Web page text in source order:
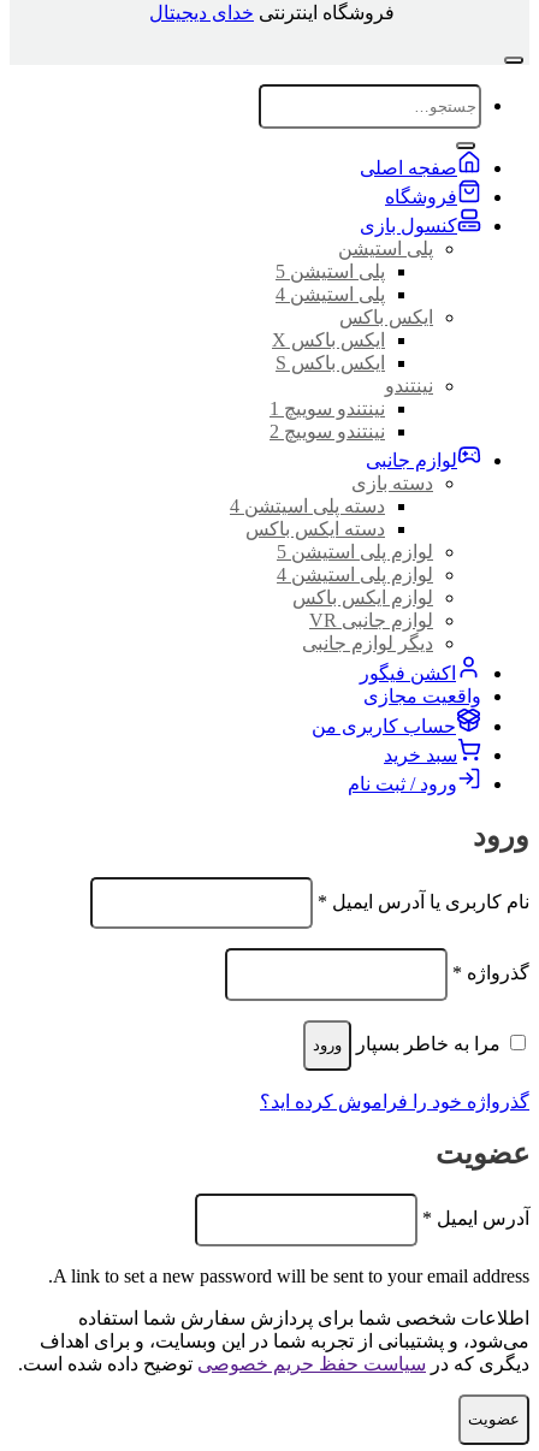
فروشگاه اینترنتی خدای دیجیتال
جستجو
برای:
صفجه اصلی
فروشگاه
کنسول بازی
پلی استیشن
پلی استیشن 5
پلی استیشن 4
ایکس باکس
ایکس باکس X
ایکس باکس S
نینتندو
نینتندو سوییچ 1
نینتندو سوییچ 2
لوازم جانبی
دسته بازی
دسته پلی اسیتشن 4
دسته ایکس باکس
لوازم پلی استیشن 5
لوازم پلی استیشن 4
لوازم ایکس باکس
لوازم جانبی VR
دیگر لوازم جانبی
اکشن فیگور
واقعیت مجازی
حساب کاربری من
سبد خرید
ورود / ثبت نام
ورود
نام کاربری یا آدرس ایمیل *
الزامی
گذرواژه *
الزامی
مرا به خاطر بسپار ورود
گذرواژه خود را فراموش کرده اید؟
عضویت
آدرس ایمیل *
الزامی
A link to set a new password will be sent to your email address.
اطلاعات شخصی شما برای پردازش سفارش شما استفاده
می‌شود، و پشتیبانی از تجربه شما در این وبسایت، و برای اهداف
دیگری که در سیاست حفظ حریم خصوصی توضیح داده شده است.
عضویت